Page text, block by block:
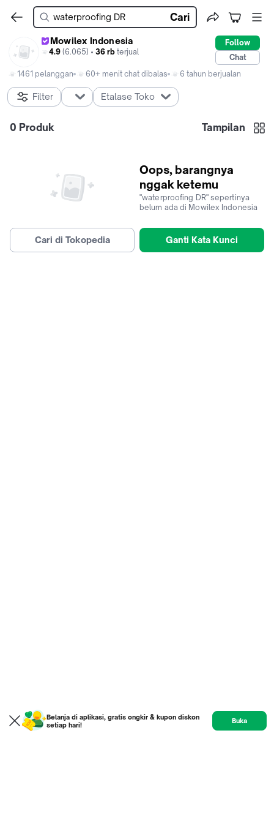
Cari
Mowilex Indonesia
4.9 (6.065) • 36 rb terjual
Follow
Chat
1461 pelanggan
60+ menit chat dibalas 6 tahun berjualan
Filter Etalase Toko
0 Produk Tampilan
Oops, barangnya
nggak ketemu
"waterproofing DR" sepertinya
belum ada di Mowilex Indonesia
Cari di Tokopedia Ganti Kata Kunci
Belanja di aplikasi, gratis ongkir & kupon diskon
setiap hari!
Buka
Home Review